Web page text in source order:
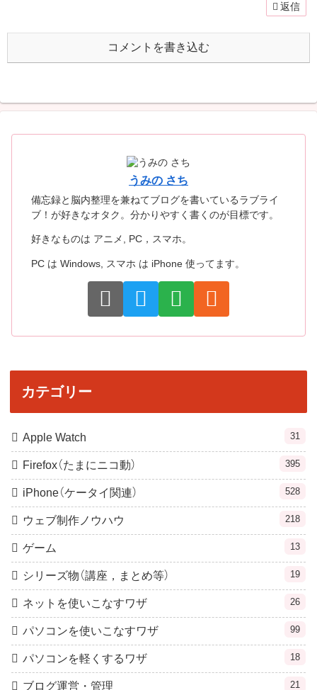
返信
コメントを書き込む
うみの さち
備忘録と脳内整理を兼ねてブログを書いているラブライ
ブ！が好きなオタク。分かりやすく書くのが目標です。
好きなものは アニメ, PC，スマホ。
PC は Windows, スマホ は iPhone 使ってます。
カテゴリー
Apple Watch 31
Firefox（たまにニコ動） 395
iPhone（ケータイ関連） 528
ウェブ制作ノウハウ 218
ゲーム 13
シリーズ物（講座，まとめ等） 19
ネットを使いこなすワザ 26
パソコンを使いこなすワザ 99
パソコンを軽くするワザ 18
ブログ運営・管理 21